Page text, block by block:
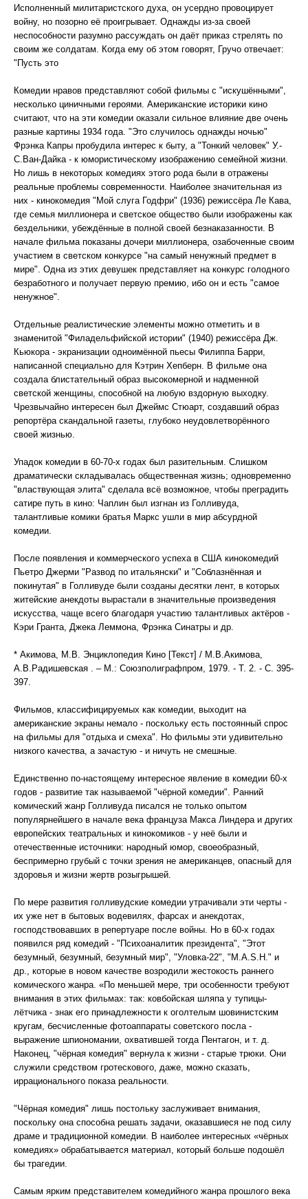
Исполненный милитаристского духа, он усердно провоцирует
войну, но позорно её проигрывает. Однажды из-за своей
неспособности разумно рассуждать он даёт приказ стрелять по
своим же солдатам. Когда ему об этом говорят, Гручо отвечает:
"Пусть это
Комедии нравов представляют собой фильмы с "искушёнными",
несколько циничными героями. Американские историки кино
считают, что на эти комедии оказали сильное влияние две очень
разные картины 1934 года. "Это случилось однажды ночью"
Фрэнка Капры пробудила интерес к быту, а "Тонкий человек" У.-
С.Ван-Дайка - к юмористическому изображению семейной жизни.
Но лишь в некоторых комедиях этого рода были в отражены
реальные проблемы современности. Наиболее значительная из
них - кинокомедия "Мой слуга Годфри" (1936) режиссёра Ле Кава,
где семья миллионера и светское общество были изображены как
бездельники, убеждённые в полной своей безнаказанности. В
начале фильма показаны дочери миллионера, озабоченные своим
участием в светском конкурсе "на самый ненужный предмет в
мире". Одна из этих девушек представляет на конкурс голодного
безработного и получает первую премию, ибо он и есть "самое
ненужное".
Отдельные реалистические элементы можно отметить и в
знаменитой "Филадельфийской истории" (1940) режиссёра Дж.
Кьюкора - экранизации одноимённой пьесы Филиппа Барри,
написанной специально для Кэтрин Хепберн. В фильме она
создала блистательный образ высокомерной и надменной
светской женщины, способной на любую вздорную выходку.
Чрезвычайно интересен был Джеймс Стюарт, создавший образ
репортёра скандальной газеты, глубоко неудовлетворённого
своей жизнью.
Упадок комедии в 60-70-х годах был разительным. Слишком
драматически складывалась общественная жизнь; одновременно
"властвующая элита" сделала всё возможное, чтобы преградить
сатире путь в кино: Чаплин был изгнан из Голливуда,
талантливые комики братья Маркс ушли в мир абсурдной
комедии.
После появления и коммерческого успеха в США кинокомедий
Пьетро Джерми "Развод по итальянски" и "Соблазнённая и
покинутая" в Голливуде были созданы десятки лент, в которых
житейские анекдоты вырастали в значительные произведения
искусства, чаще всего благодаря участию талантливых актёров -
Кэри Гранта, Джека Леммона, Фрэнка Синатры и др.
* Акимова, M.В. Энциклопедия Кино [Текст] / М.В.Акимова,
А.В.Радишевская . – М.: Союзполиграфпром, 1979. - Т. 2. - С. 395-
397.
Фильмов, классифицируемых как комедии, выходит на
американские экраны немало - поскольку есть постоянный спрос
на фильмы для "отдыха и смеха". Но фильмы эти удивительно
низкого качества, а зачастую - и ничуть не смешные.
Единственно по-настоящему интересное явление в комедии 60-х
годов - развитие так называемой "чёрной комедии". Ранний
комический жанр Голливуда писался не только опытом
популярнейшего в начале века француза Макса Линдера и других
европейских театральных и кинокомиков - у неё были и
отечественные источники: народный юмор, своеобразный,
беспримерно грубый с точки зрения не американцев, опасный для
здоровья и жизни жертв розыгрышей.
По мере развития голливудские комедии утрачивали эти черты -
их уже нет в бытовых водевилях, фарсах и анекдотах,
господствовавших в репертуаре после войны. Но в 60-х годах
появился ряд комедий - "Психоаналитик президента", "Этот
безумный, безумный, безумный мир", "Уловка-22", "М.А.S.Н." и
др., которые в новом качестве возродили жестокость раннего
комического жанра. «По меньшей мере, три особенности требуют
внимания в этих фильмах: так: ковбойская шляпа у тупицы-
лётчика - знак его принадлежности к оголтелым шовинистским
кругам, бесчисленные фотоаппараты советского посла -
выражение шпиономании, охватившей тогда Пентагон, и т. д.
Наконец, "чёрная комедия" вернула к жизни - старые трюки. Они
служили средством гротескового, даже, можно сказать,
иррационального показа реальности.
"Чёрная комедия" лишь постольку заслуживает внимания,
поскольку она способна решать задачи, оказавшиеся не под силу
драме и традиционной комедии. В наиболее интересных «чёрных
комедиях» обрабатывается материал, который больше подошёл
бы трагедии.
Самым ярким представителем комедийного жанра прошлого века